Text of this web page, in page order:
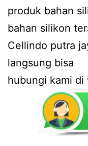
produk bahan
bahan silikon
Cellindo putra
langsung bisa
hubungi kami di